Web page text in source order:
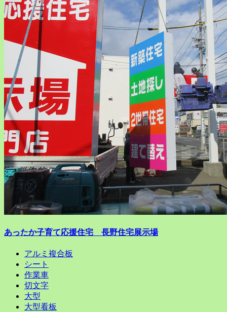
あったか子育て応援住宅 長野住宅展示場
アルミ複合板
シート
作業車
切文字
大型
大型看板